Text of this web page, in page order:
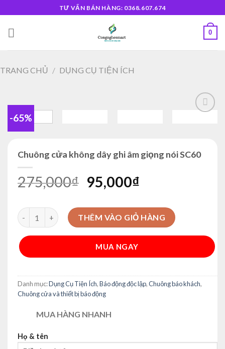
to
content
TƯ VẤN BÁN HÀNG: 0368.607.674
0
TRANG CHỦ / DỤNG CỤ TIỆN ÍCH
-65%
Chuông cửa không dây ghi âm giọng nói SC60
275,000₫ Giá
gốc
là:
275,000₫.
95,000₫Giá
tại
là:
95,000₫.
Chuông cửa không dây ghi âm giọng nói SC60 số lượng
THÊM VÀO GIỎ HÀNG
MUA NGAY
Danh mục:Dụng Cụ Tiện Ích,Báo động độc lập,Chuông báo khách,
Chuông cửa và thiết bị báo động
MUA HÀNG NHANH
Họ & tên